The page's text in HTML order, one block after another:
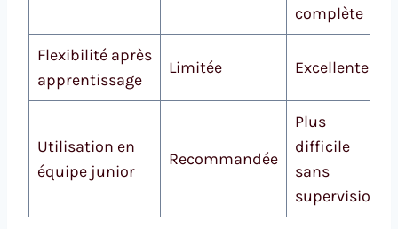
complète
Flexibilité après
apprentissage
Limitée Excellente
Utilisation en
équipe junior
Recommandée
Plus
difficile
sans
supervision